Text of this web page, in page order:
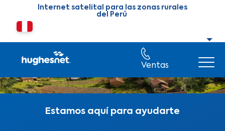
Skip to main content
Internet satelital para las zonas rurales
del Perú
Cambiar país o región
Ventas
Estamos aquí para ayudarte